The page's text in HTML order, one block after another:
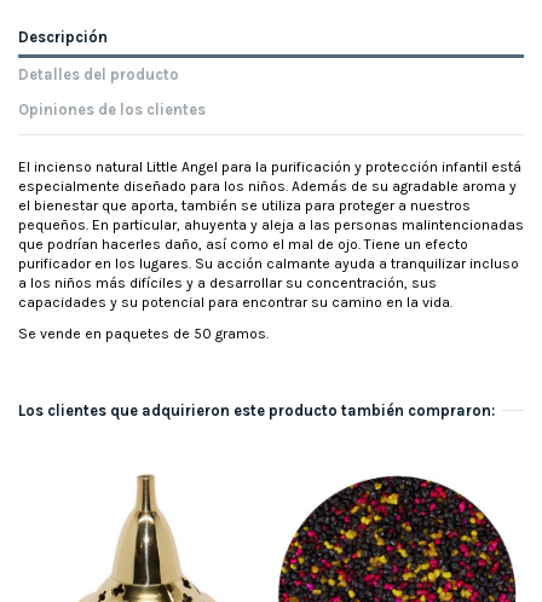
Descripción
Detalles del producto
Opiniones de los clientes
El incienso natural Little Angel para la purificación y protección infantil está
especialmente diseñado para los niños. Además de su agradable aroma y
el bienestar que aporta, también se utiliza para proteger a nuestros
pequeños. En particular, ahuyenta y aleja a las personas malintencionadas
que podrían hacerles daño, así como el mal de ojo. Tiene un efecto
purificador en los lugares. Su acción calmante ayuda a tranquilizar incluso
a los niños más difíciles y a desarrollar su concentración, sus
capacidades y su potencial para encontrar su camino en la vida.
Se vende en paquetes de 50 gramos.
Los clientes que adquirieron este producto también compraron: